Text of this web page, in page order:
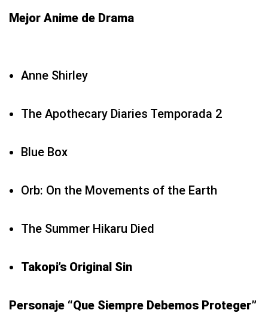
Mejor Anime de Drama
Anne Shirley
The Apothecary Diaries Temporada 2
Blue Box
Orb: On the Movements of the Earth
The Summer Hikaru Died
Takopi’s Original Sin
Personaje “Que Siempre Debemos Proteger”